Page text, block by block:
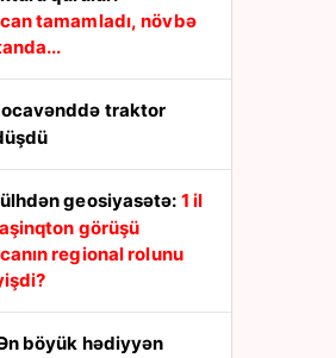
tamamladı, növbə
geosiyasətə: 1 il
görüşü
regional rolunu